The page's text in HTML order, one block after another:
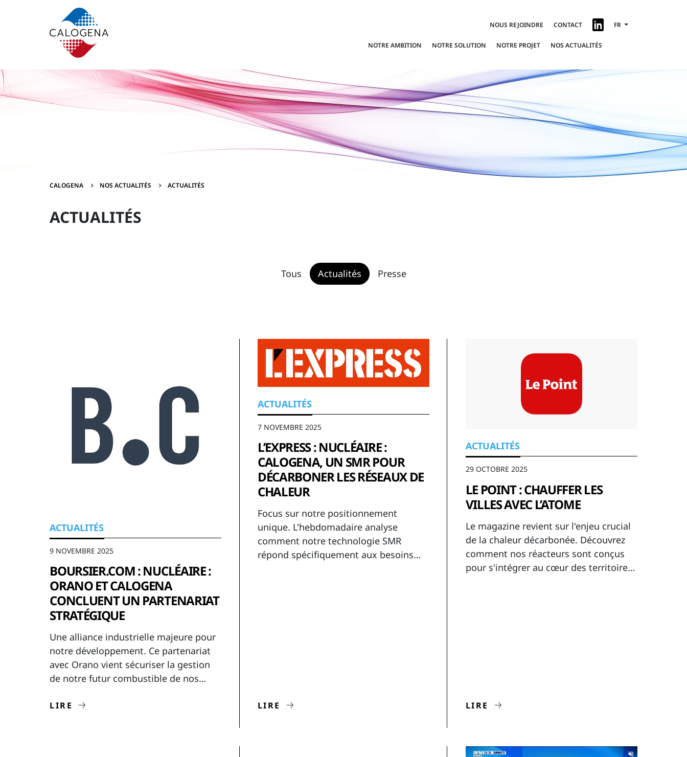
NOUS REJOINDRE CONTACT FR
NOTRE AMBITION NOTRE SOLUTION NOTRE PROJET NOS ACTUALITÉS
CALOGENA NOS ACTUALITÉS ACTUALITÉS
ACTUALITÉS
Tous Actualités Presse
ACTUALITÉS
9 NOVEMBRE 2025
BOURSIER.COM : NUCLÉAIRE :
ORANO ET CALOGENA
CONCLUENT UN PARTENARIAT
STRATÉGIQUE
Une alliance industrielle majeure pour
notre développement. Ce partenariat
avec Orano vient sécuriser la gestion
de notre futur combustible de nos
au sein de la filière nucléaire française.
LIRE
ACTUALITÉS
7 NOVEMBRE 2025
L’EXPRESS : NUCLÉAIRE :
CALOGENA, UN SMR POUR
DÉCARBONER LES RÉSEAUX DE
CHALEUR
Focus sur notre positionnement
unique. L'hebdomadaire analyse
comment notre technologie SMR
répond spécifiquement aux besoins
LIRE
ACTUALITÉS
29 OCTOBRE 2025
LE POINT : CHAUFFER LES
VILLES AVEC L’ATOME
Le magazine revient sur l'enjeu crucial
de la chaleur décarbonée. Découvrez
comment nos réacteurs sont conçus
pour s'intégrer au cœur des territoires
LIRE